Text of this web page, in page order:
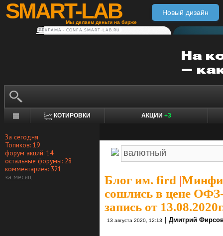
SMART-LAB
Мы делаем деньги на бирже
Новый дизайн
РЕКЛАМА • CONFA.SMART-LAB.RU
КОТИРОВКИ АКЦИИ +3
За сегодня
Топиков: 19
форум акций: 14
остальные форумы: 28
комментариев: 321
за месяц
Блог им. fird |
сошлись в цене
запись от
13 августа 2020, 12:13 Дмитрий